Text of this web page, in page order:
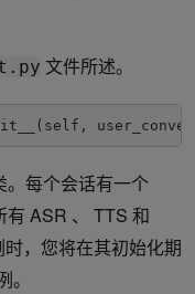
文件所述。
。每个会话有一个
有 ASR 、 TTS 和
时，您将在其初始化期